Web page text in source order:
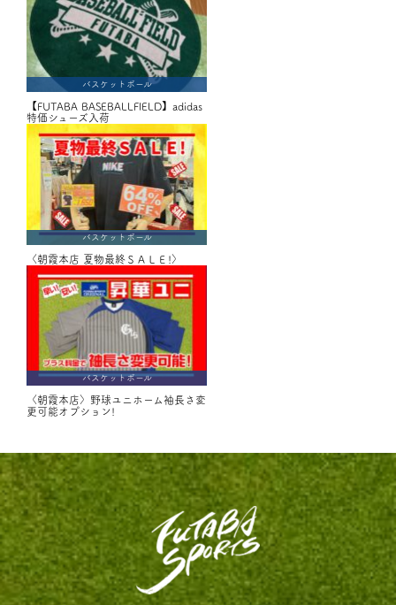
バスケットボール
【FUTABA BASEBALLFIELD】adidas
特価シューズ入荷
バスケットボール
〈朝霞本店 夏物最終ＳＡＬＥ!〉
バスケットボール
〈朝霞本店〉野球ユニホーム袖長さ変
更可能オプション!